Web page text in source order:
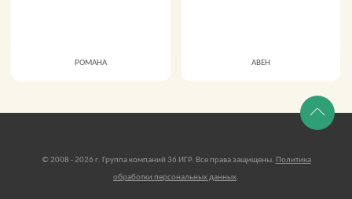
РОМАНА АВЕН
© 2008 - 2026 г. Группа компаний 36 ИГР. Все права защищены. Политика
обработки персональных данных.